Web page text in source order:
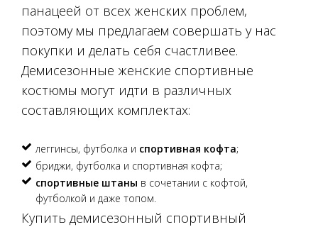
панацеей от всех женских проблем,
поэтому мы предлагаем совершать у нас
покупки и делать себя счастливее.
Демисезонные женские спортивные
костюмы могут идти в различных
составляющих комплектах:
леггинсы, футболка и спортивная кофта;
бриджи, футболка и спортивная кофта;
спортивные штаны в сочетании с кофтой,
футболкой и даже топом.
Купить демисезонный спортивный